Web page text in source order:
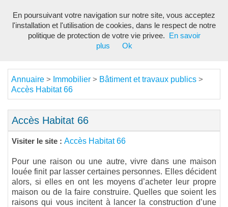
Annuaire > Immobilier > Bâtiment et travaux publics >
Accès Habitat 66
Accès Habitat 66
Visiter le site : Accès Habitat 66
Pour une raison ou une autre, vivre dans une maison
louée finit par lasser certaines personnes. Elles décident
alors, si elles en ont les moyens d’acheter leur propre
maison ou de la faire construire. Quelles que soient les
raisons qui vous incitent à lancer la construction d’une
En poursuivant votre navigation sur notre site, vous acceptez
l'installation et l'utilisation de cookies, dans le respect de notre
politique de protection de votre vie privee.
En savoir
plus
Ok